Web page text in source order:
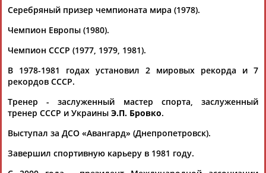
Серебряный призер чемпионата мира (1978).
Чемпион Европы (1980).
Чемпион СССР (1977, 1979, 1981).
В 1978-1981 годах установил 2 мировых рекорда и 7
рекордов СССР.
Тренер - заслуженный мастер спорта, заслуженный
тренер СССР и Украины Э.П. Бровко.
Выступал за ДСО «Авангард» (Днепропетровск).
Завершил спортивную карьеру в 1981 году.